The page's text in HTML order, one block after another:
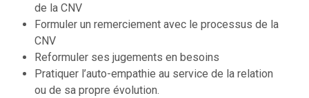
de la CNV
Formuler un remerciement avec le processus de la
CNV
Reformuler ses jugements en besoins
Pratiquer l’auto-empathie au service de la relation
ou de sa propre évolution.